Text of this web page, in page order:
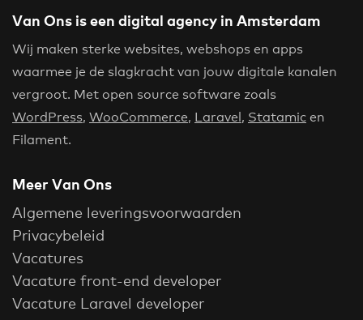
Van Ons is een digital agency in Amsterdam
Wij maken sterke websites, webshops en apps
waarmee je de slagkracht van jouw digitale kanalen
vergroot. Met open source software zoals
WordPress, WooCommerce, Laravel, Statamic en
Filament.
Meer Van Ons
Algemene leveringsvoorwaarden
Privacybeleid
Vacatures
Vacature front-end developer
Vacature Laravel developer